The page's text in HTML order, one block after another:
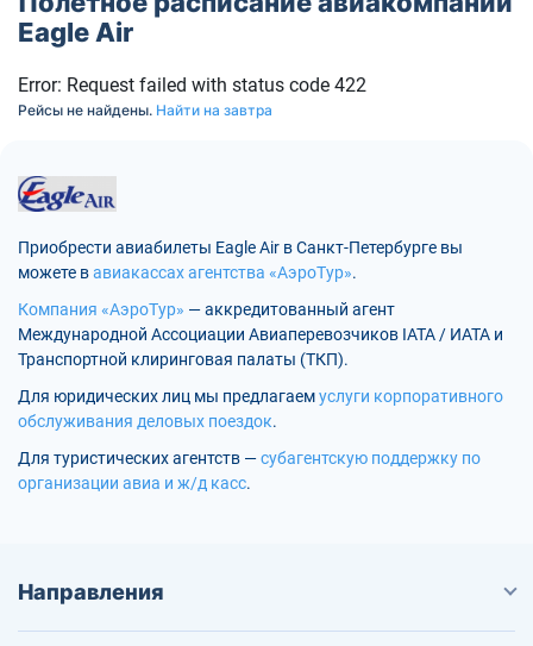
Eagle Air
Error: Request failed with status code 422
Рейсы не найдены. Найти на завтра
Приобрести авиабилеты Eagle Air в Санкт-Петербурге вы
можете вавиакассах агентства «АэроТур».
Компания «АэроТур» — аккредитованный агент
Международной Ассоциации Авиаперевозчиков IATA / ИАТА и
Транспортной клиринговая палаты (ТКП).
Для юридических лиц мы предлагаемуслуги корпоративного
обслуживания деловых поездок.
Для туристических агентств —субагентскую поддержку по
организации авиа и ж/д касс.
Направления